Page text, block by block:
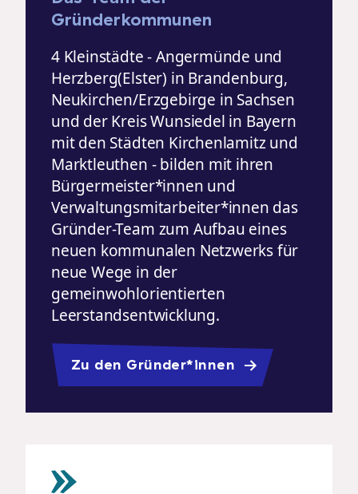
Gründerkommunen
4 Kleinstädte - Angermünde und
Herzberg(Elster) in Brandenburg,
Neukirchen/Erzgebirge in Sachsen
und der Kreis Wunsiedel in Bayern
mit den Städten Kirchenlamitz und
Marktleuthen - bilden mit ihren
Bürgermeister*innen und
Verwaltungsmitarbeiter*innen das
Gründer-Team zum Aufbau eines
neuen kommunalen Netzwerks für
neue Wege in der
gemeinwohlorientierten
Leerstandsentwicklung.
Zu den Gründer*innen